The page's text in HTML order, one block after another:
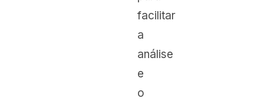
facilitar
a
análise
e
o